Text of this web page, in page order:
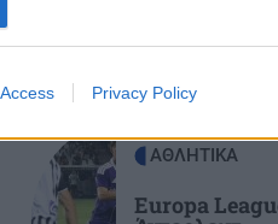
Privacy Policy
21:00
του για
θάνατό της
ΑΘΛΗΤΙΚΑ
Europa